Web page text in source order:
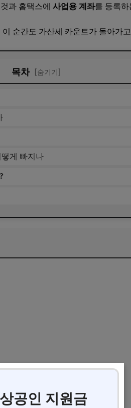
과 홈택스에 사업용 계좌를 등록하
순간도 가산세 카운트가 돌아가
목차 [숨기기]
게 빠지나
공인 지원금